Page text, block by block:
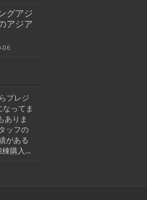
グアジ
アジア
06
プレジ
なってま
ありま
ッフの
がある
購入...